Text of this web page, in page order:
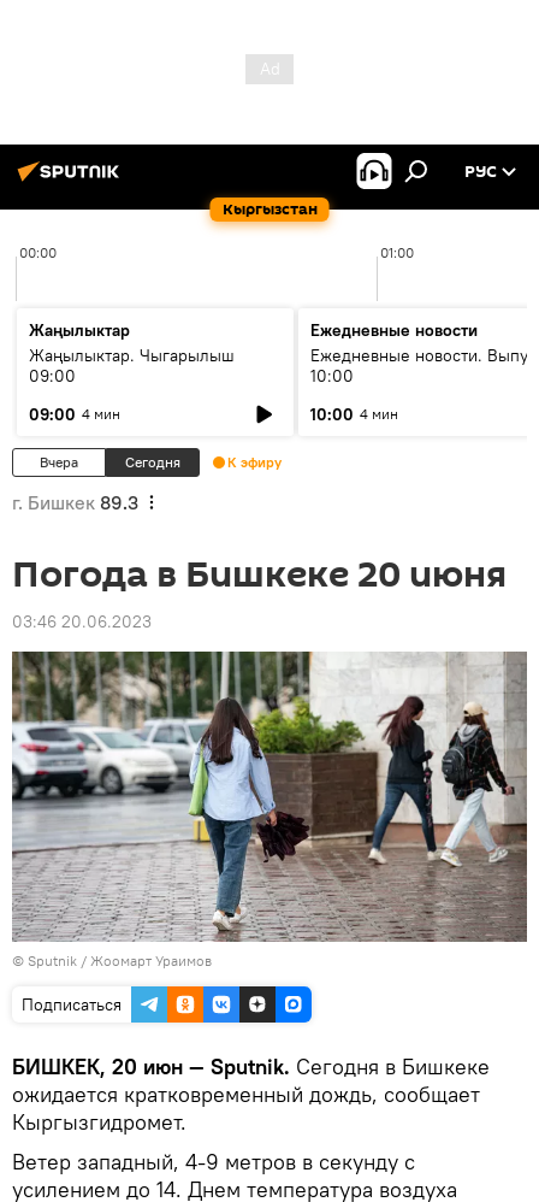
Кыргызстан
РУС
00:00 01:00
Жаңылыктар
Жаңылыктар. Чыгарылыш
09:00
09:00 4 мин
Ежедневные новости
Ежедневные новости.
10:00
10:00 4 мин
Вчера Сегодня К эфиру
г. Бишкек 89.3
Погода в Бишкеке 20 июня
03:46 20.06.2023
© Sputnik / Жоомарт Ураимов
Подписаться
БИШКЕК, 20 июн — Sputnik. Сегодня в Бишкеке
ожидается кратковременный дождь, сообщает
Кыргызгидромет.
Ветер западный, 4-9 метров в секунду с
усилением до 14. Днем температура воздуха